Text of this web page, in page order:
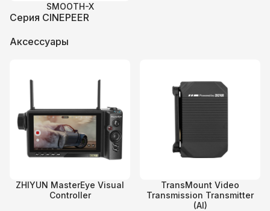
SMOOTH-X
Серия CINEPEER
Аксессуары
ZHIYUN MasterEye Visual
Controller
TransMount Video
Transmission Transmitter
(AI)